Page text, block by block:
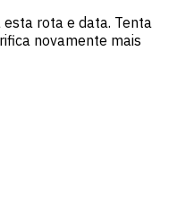
rota e data. Tenta
novamente mais